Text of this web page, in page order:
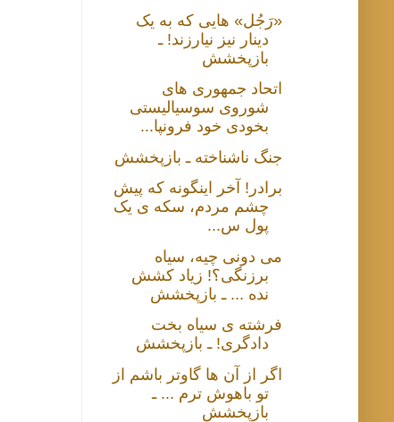
«رَجُل» هایی که به یک
دینار نیز نیارزند! ـ
بازپخشش
اتحاد جمهوری های
شوروی سوسیالیستی
بخودی خود فرونپا...
جنگ ناشناخته ـ بازپخشش
برادر! آخر اینگونه که پیش
چشم مردم، سکه ی یک
پول س...
می دونی چیه، سیاه
برزنگی؟! زیاد کشش
نده ... ـ بازپخشش
فرشته ی سیاه بخت
دادگری! ـ بازپخشش
اگر از آن ها گاوتر باشم از
تو باهوش ترم ... ـ
بازپخشش